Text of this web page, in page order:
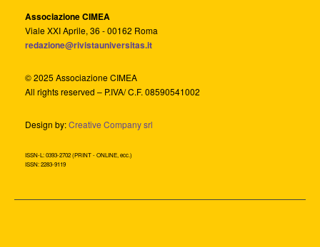
Associazione CIMEA
Viale XXI Aprile, 36 - 00162 Roma
redazione@rivistauniversitas.it
© 2025 Associazione CIMEA
All rights reserved – P.IVA/ C.F. 08590541002
Design by:Creative Company srl
ISSN-L: 0393-2702 (PRINT - ONLINE, ecc.)
ISSN: 2283-9119